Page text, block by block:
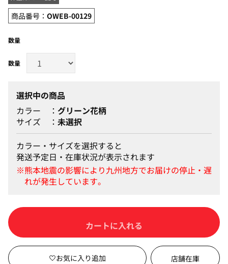
商品番号： OWEB-00129
数量
選択中の商品
カラー
グリーン花柄
サイズ
未選択
カラー・サイズを選択すると
発送予定日・在庫状況が表示されます
カートに入れる
店舗在庫